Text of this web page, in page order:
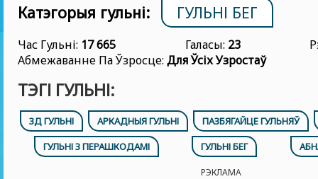
Катэгорыя гульні:
ГУЛЬНІ БЕГ
Час Гульні: 17 665 Галасы: 23
Абмежаванне Па Ўзросце: Для Ўсіх Узростаў
ТЭГІ ГУЛЬНІ:
3Д ГУЛЬНІ АРКАДНЫЯ ГУЛЬНІ
ПАЗБЯГАЙЦЕ ГУЛЬНЯЎ
ГУЛЬНІ З ПЕРАШКОДАМІ
ГУЛЬНІ БЕГ
РЭКЛАМА